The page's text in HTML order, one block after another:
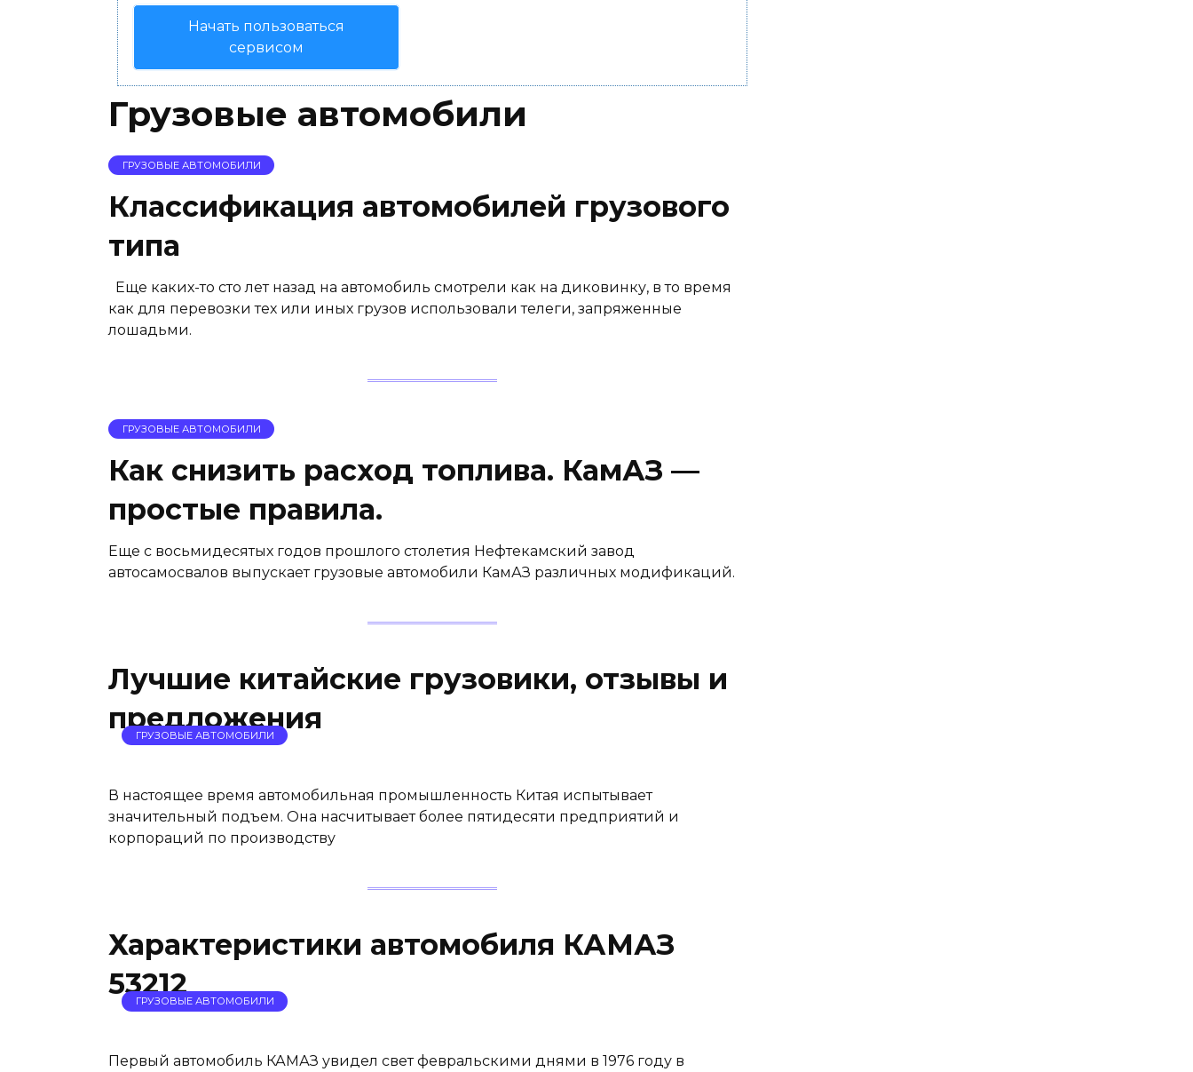
Начать пользоваться
сервисом
Грузовые автомобили
ГРУЗОВЫЕ АВТОМОБИЛИ
Классификация автомобилей грузового
типа
Еще каких-то сто лет назад на автомобиль смотрели как на диковинку, в то время
как для перевозки тех или иных грузов использовали телеги, запряженные
лошадьми.
ГРУЗОВЫЕ АВТОМОБИЛИ
Как снизить расход топлива. КамАЗ —
простые правила.
Еще с восьмидесятых годов прошлого столетия Нефтекамский завод
автосамосвалов выпускает грузовые автомобили КамАЗ различных модификаций.
Лучшие китайские грузовики, отзывы и
предложения
ГРУЗОВЫЕ АВТОМОБИЛИ
В настоящее время автомобильная промышленность Китая испытывает
значительный подъем. Она насчитывает более пятидесяти предприятий и
корпораций по производству
Характеристики автомобиля КАМАЗ
53212
ГРУЗОВЫЕ АВТОМОБИЛИ
Первый автомобиль КАМАЗ увидел свет февральскими днями в 1976 году в